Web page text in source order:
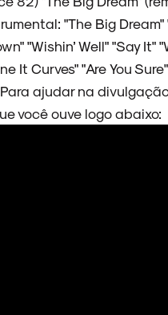
"The Big
"Wishin’ Well" "Say It"
It Curves" "Are You
ajudar na
você ouve logo abaixo: